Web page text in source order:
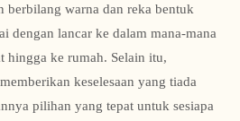
berbilang warna dan reka bentuk
dengan lancar ke dalam mana-mana
hingga ke rumah. Selain itu,
keselesaan yang tiada
pilihan yang tepat untuk sesiapa